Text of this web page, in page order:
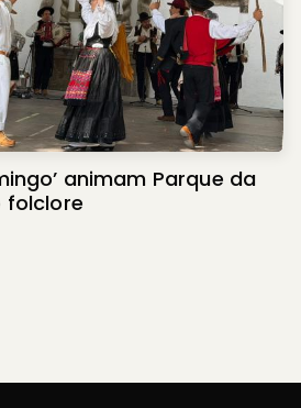
animam Parque da
folclore